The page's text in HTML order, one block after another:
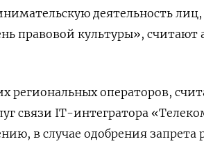
деятельность
правовой культуры», считают
региональных операторов,
связи IT-интегратора
в случае одобрения запрета